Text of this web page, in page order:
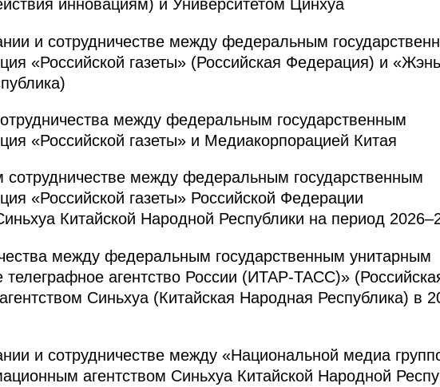
инновациям) и Университетом Цинхуа
и сотрудничестве между федеральным
«Российской газеты» (Российская Федерация) и
между федеральным государственным
«Российской газеты» и Медиакорпорацией Китая
сотрудничестве между федеральным государственным
«Российской газеты» Российской Федерации
Китайской Народной Республики на период
между федеральным государственным унитарным
агентство России (ИТАР-ТАСС)»
Синьхуа (Китайская Народная Республика) в
и сотрудничестве между «Национальной медиа
агентством Синьхуа Китайской Народной